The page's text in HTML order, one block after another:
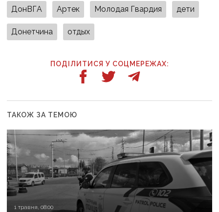
ДонВГА Артек Молодая Гвардия дети
Донетчина отдых
ПОДІЛИТИСЯ У СОЦМЕРЕЖАХ:
ТАКОЖ ЗА ТЕМОЮ
1 травня, 08:00